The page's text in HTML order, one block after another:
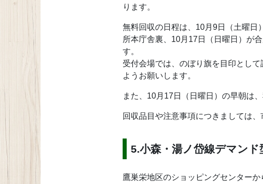
ります。
無料回収の日程は、10月9日（土曜日
所本庁舎裏、10月17日（日曜日）が
す。
受付会場では、のぼり旗を目印とし
ようお願いします。
また、10月17日（日曜日）の早朝は
回収品目や注意事項につきましては
5.小森・湯ノ岱線デマン
鷹巣栄地区のショッピングセンター